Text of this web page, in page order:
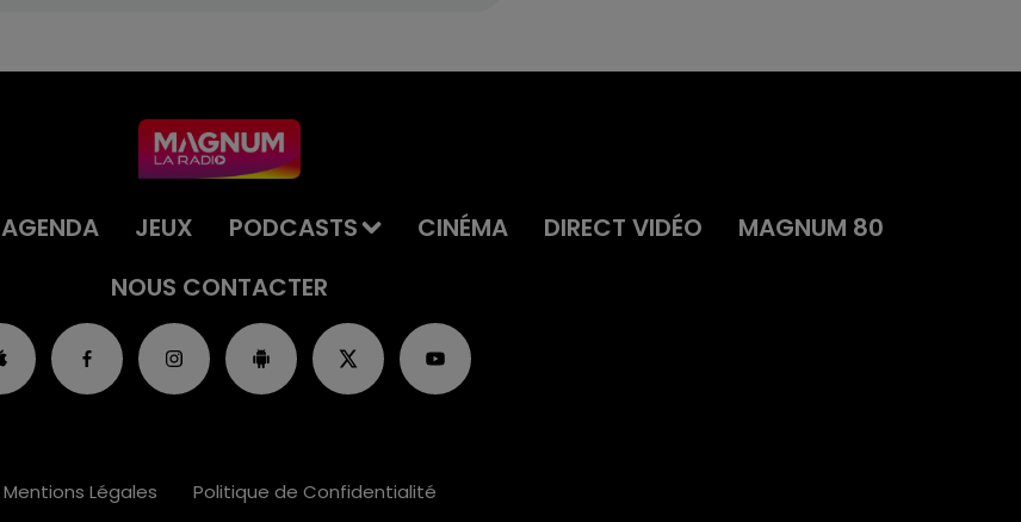
AGENDA JEUX PODCASTS CINÉMA DIRECT VIDÉO
MAGNUM 80
NOUS CONTACTER
Mentions Légales Politique de Confidentialité